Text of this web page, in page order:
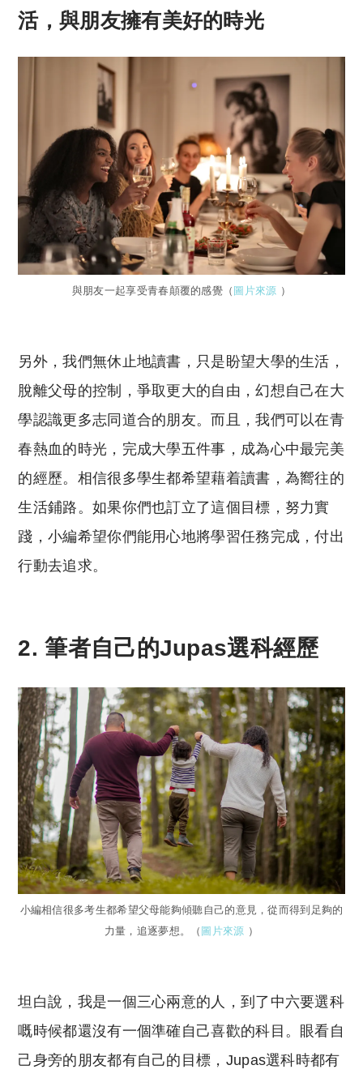
活，與朋友擁有美好的時光
與朋友一起享受青春顛覆的感覺（ 圖片來源 ）
另外，我們無休止地讀書，只是盼望大學的生活，
脫離父母的控制，爭取更大的自由，幻想自己在大
學認識更多志同道合的朋友。而且，我們可以在青
春熱血的時光，完成大學五件事，成為心中最完美
的經歷。相信很多學生都希望藉着讀書，為嚮往的
生活鋪路。如果你們也訂立了這個目標，努力實
踐，小編希望你們能用心地將學習任務完成，付出
行動去追求。
2. 筆者自己的Jupas選科經歷
小編相信很多考生都希望父母能夠傾聽自己的意見，從而得到足夠的
力量，追逐夢想。（ 圖片來源 ）
坦白說，我是一個三心兩意的人，到了中六要選科
嘅時候都還沒有一個準確自己喜歡的科目。眼看自
己身旁的朋友都有自己的目標，Jupas選科時都有